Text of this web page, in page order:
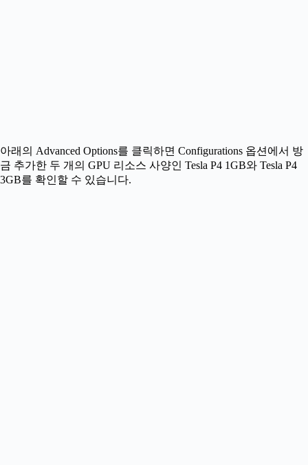
아래의 Advanced Options를 클릭하면 Configurations 옵션에서 방
금 추가한 두 개의 GPU 리소스 사양인 Tesla P4 1GB와 Tesla P4
3GB를 확인할 수 있습니다.